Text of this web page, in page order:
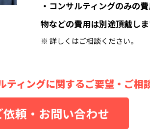
・コンサルティングのみの
物などの費用は別途頂戴しま
※ 詳しくはご相談ください。
ティングに関するご要望・ご相
依頼・お問い合わせ